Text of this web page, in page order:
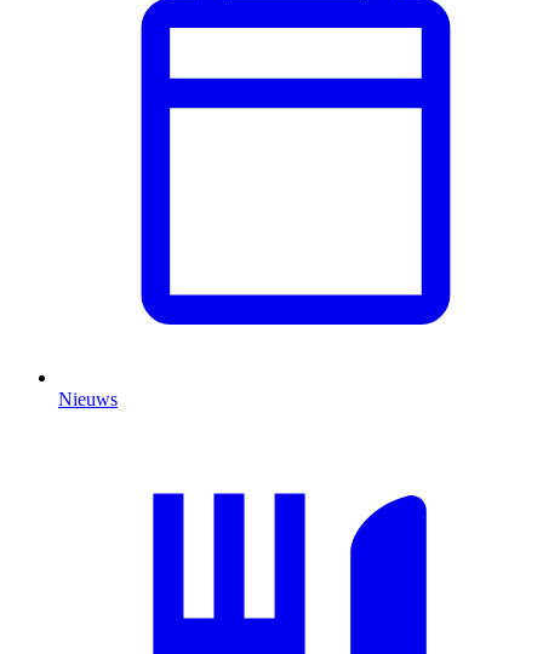
Nieuws